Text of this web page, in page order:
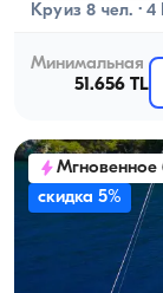
Круиз 8 чел. ·
Минимальная
51.656 TL
Мгновенное
скидка 5%